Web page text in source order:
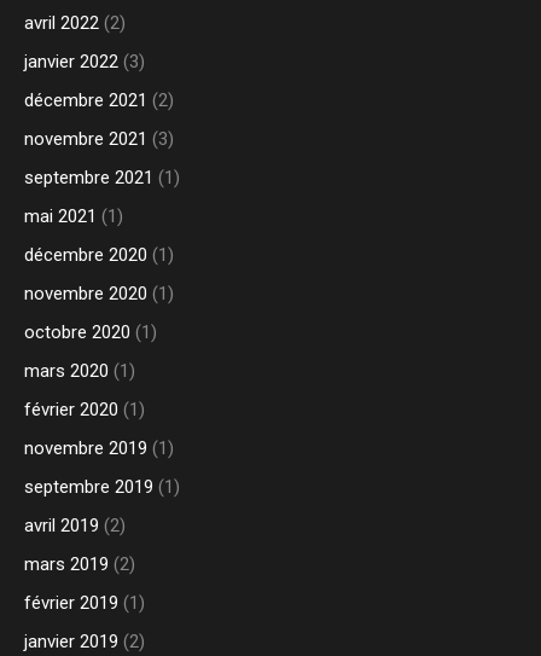
avril 2022 (2)
janvier 2022 (3)
décembre 2021 (2)
novembre 2021 (3)
septembre 2021 (1)
mai 2021 (1)
décembre 2020 (1)
novembre 2020 (1)
octobre 2020 (1)
mars 2020 (1)
février 2020 (1)
novembre 2019 (1)
septembre 2019 (1)
avril 2019 (2)
mars 2019 (2)
février 2019 (1)
janvier 2019 (2)